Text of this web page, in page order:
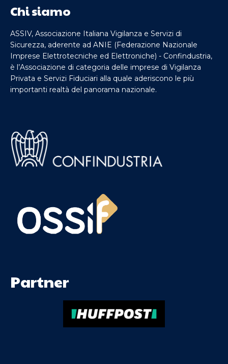
Chi siamo
ASSIV, Associazione Italiana Vigilanza e Servizi di
Sicurezza, aderente ad ANIE (Federazione Nazionale
Imprese Elettrotecniche ed Elettroniche) - Confindustria,
è l’Associazione di categoria delle imprese di Vigilanza
Privata e Servizi Fiduciari alla quale aderiscono le più
importanti realtà del panorama nazionale.
Partner